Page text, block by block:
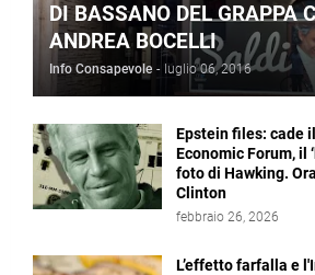
DI BASSANO DEL GRAPPA
ANDREA BOCELLI
Info Consapevole - luglio 06, 2016
Epstein files: cade
Economic Forum, il
foto di Hawking.
Clinton
febbraio 26, 2026
L’effetto farfalla e